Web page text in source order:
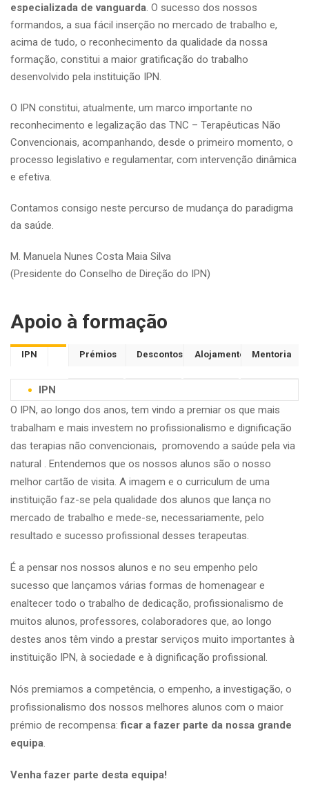
especializada de vanguarda. O sucesso dos nossos
formandos, a sua fácil inserção no mercado de trabalho e,
acima de tudo, o reconhecimento da qualidade da nossa
formação, constitui a maior gratificação do trabalho
desenvolvido pela instituição IPN.
O IPN constitui, atualmente, um marco importante no
reconhecimento e legalização das TNC – Terapêuticas Não
Convencionais, acompanhando, desde o primeiro momento, o
processo legislativo e regulamentar, com intervenção dinâmica
e efetiva.
Contamos consigo neste percurso de mudança do paradigma
da saúde.
M. Manuela Nunes Costa Maia Silva
(Presidente do Conselho de Direção do IPN)
Apoio à formação
IPN Prémios Descontos Alojamento Mentoria
IPN
O IPN, ao longo dos anos, tem vindo a premiar os que mais
trabalham e mais investem no profissionalismo e dignificação
das terapias não convencionais, promovendo a saúde pela via
natural . Entendemos que os nossos alunos são o nosso
melhor cartão de visita. A imagem e o curriculum de uma
instituição faz-se pela qualidade dos alunos que lança no
mercado de trabalho e mede-se, necessariamente, pelo
resultado e sucesso profissional desses terapeutas.
É a pensar nos nossos alunos e no seu empenho pelo
sucesso que lançamos várias formas de homenagear e
enaltecer todo o trabalho de dedicação, profissionalismo de
muitos alunos, professores, colaboradores que, ao longo
destes anos têm vindo a prestar serviços muito importantes à
instituição IPN, à sociedade e à dignificação profissional.
Nós premiamos a competência, o empenho, a investigação, o
profissionalismo dos nossos melhores alunos com o maior
prémio de recompensa:ficar a fazer parte da nossa grande
equipa.
Venha fazer parte desta equipa!